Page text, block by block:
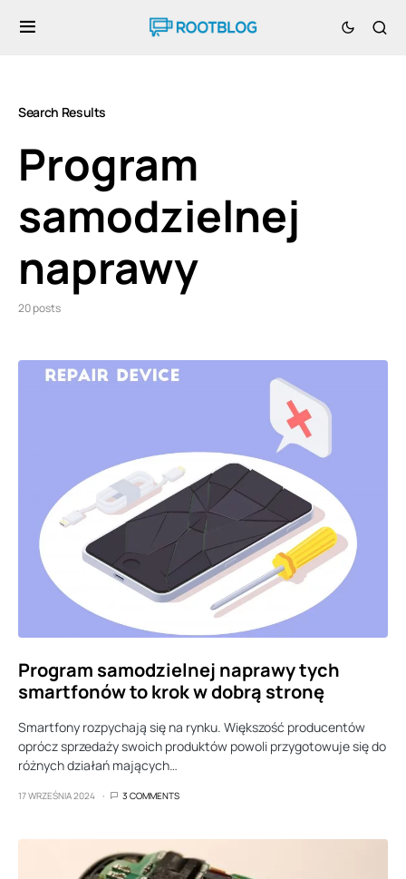
Search Results
Program
samodzielnej
naprawy
20 posts
Program samodzielnej naprawy tych
smartfonów to krok w dobrą stronę
Smartfony rozpychają się na rynku. Większość producentów
oprócz sprzedaży swoich produktów powoli przygotowuje się do
różnych działań mających…
17 WRZEŚNIA 2024 3 COMMENTS